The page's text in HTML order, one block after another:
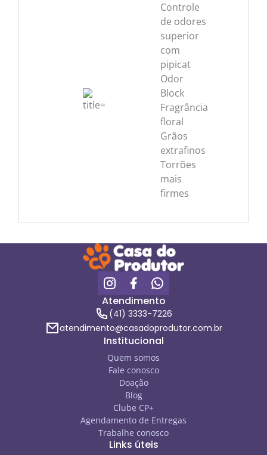
Controle
de odores
superior
com
pipicat
Odor
Block
Fragrância
floral
Grãos
extrafinos
Torrões
mais
firmes
Atendimento
(41) 3333-7226
atendimento@casadoprodutor.com.br
Institucional
Quem somos
Fale conosco
Doação
Blog
Clube CP+
Agendamento de Entregas
Trabalhe conosco
Links úteis